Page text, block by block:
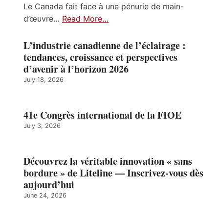
Le Canada fait face à une pénurie de main-
d’œuvre… Read More…
L’industrie canadienne de l’éclairage :
tendances, croissance et perspectives
d’avenir à l’horizon 2026
July 18, 2026
41e Congrès international de la FIOE
July 3, 2026
Découvrez la véritable innovation « sans
bordure » de Liteline — Inscrivez-vous dès
aujourd’hui
June 24, 2026